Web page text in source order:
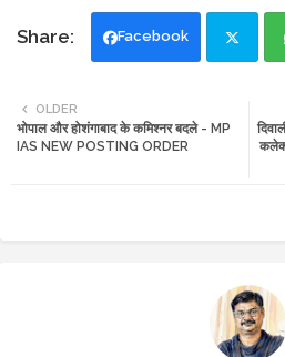
Facebook
tte
OLDER
भोपाल और होशंगाबाद के कमिश्नर बदले - MP
IAS NEW POSTING ORDER